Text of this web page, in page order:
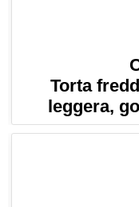
Torta
leggera,